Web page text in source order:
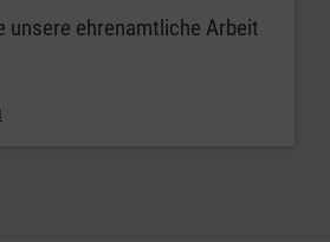
unsere ehrenamtliche Arbeit